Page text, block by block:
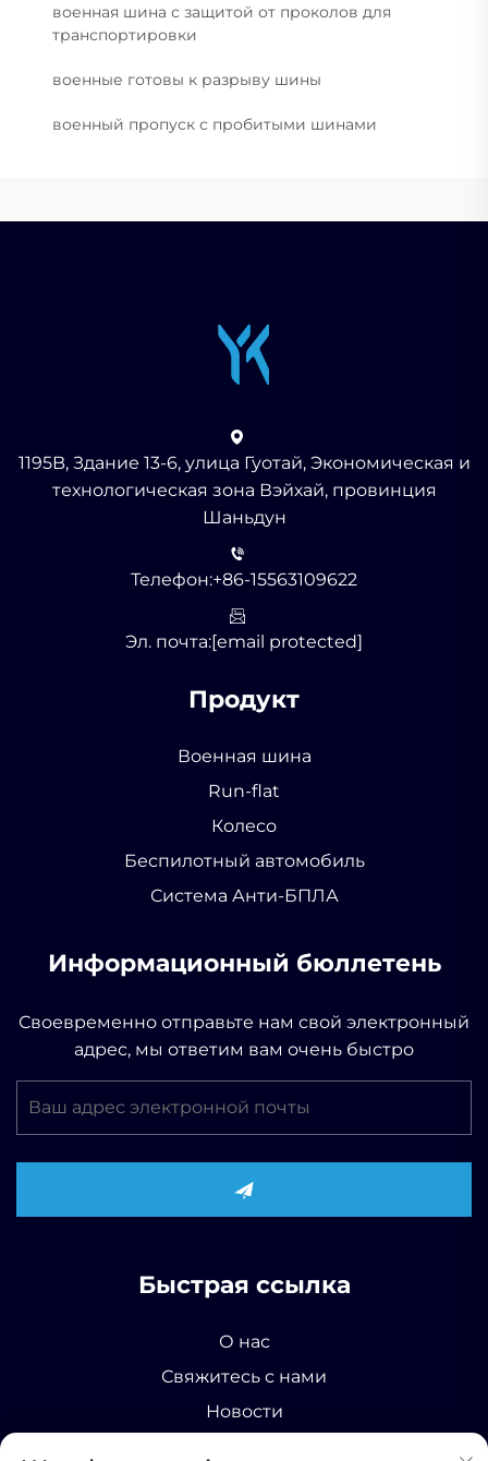
военная шина с защитой от проколов для
транспортировки
военные готовы к разрыву шины
военный пропуск с пробитыми шинами
1195B, Здание 13-6, улица Гуотай, Экономическая и
технологическая зона Вэйхай, провинция
Шаньдун
Телефон:+86-15563109622
Эл. почта:[email protected]
Продукт
Военная шина
Run-flat
Колесо
Беспилотный автомобиль
Система Анти-БПЛА
Информационный бюллетень
Своевременно отправьте нам свой электронный
адрес, мы ответим вам очень быстро
Быстрая ссылка
О нас
Свяжитесь с нами
Новости